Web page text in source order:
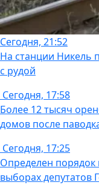
Сегодня, 21:52
На станции Никель
с рудой
Сегодня, 17:58
Более 12 тысяч
домов после
Сегодня, 17:25
Определен порядок
выборах депутатов